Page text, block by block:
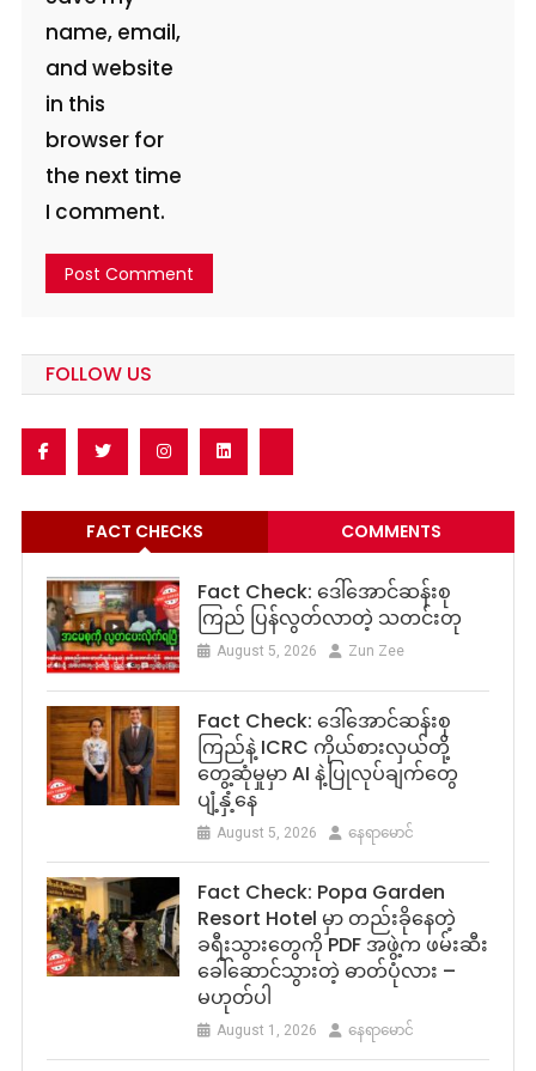
name, email,
and website
in this
browser for
the next time
I comment.
FOLLOW US
FACT CHECKS COMMENTS
Fact Check: ဒေါ်အောင်ဆန်းစု
ကြည် ပြန်လွတ်လာတဲ့ သတင်းတု
August 5, 2026 Zun Zee
Fact Check: ဒေါ်အောင်ဆန်းစု
ကြည်နဲ့ ICRC ကိုယ်စားလှယ်တို့
တွေ့ဆုံမှုမှာ AI နဲ့ပြုလုပ်ချက်တွေ
ပျံ့နှံ့နေ
August 5, 2026 နေရာမောင်
Fact Check: Popa Garden
Resort Hotel မှာ တည်းခိုနေတဲ့
ခရီးသွားတွေကို PDF အဖွဲ့က ဖမ်းဆီး
ခေါ်ဆောင်သွားတဲ့ ဓာတ်ပုံလား –
မဟုတ်ပါ
August 1, 2026 နေရာမောင်